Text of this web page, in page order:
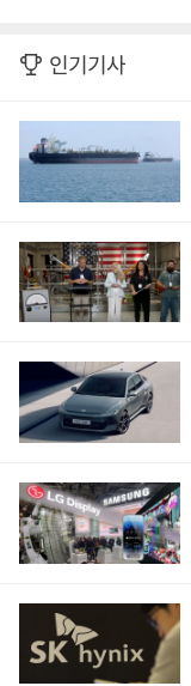
인기기사